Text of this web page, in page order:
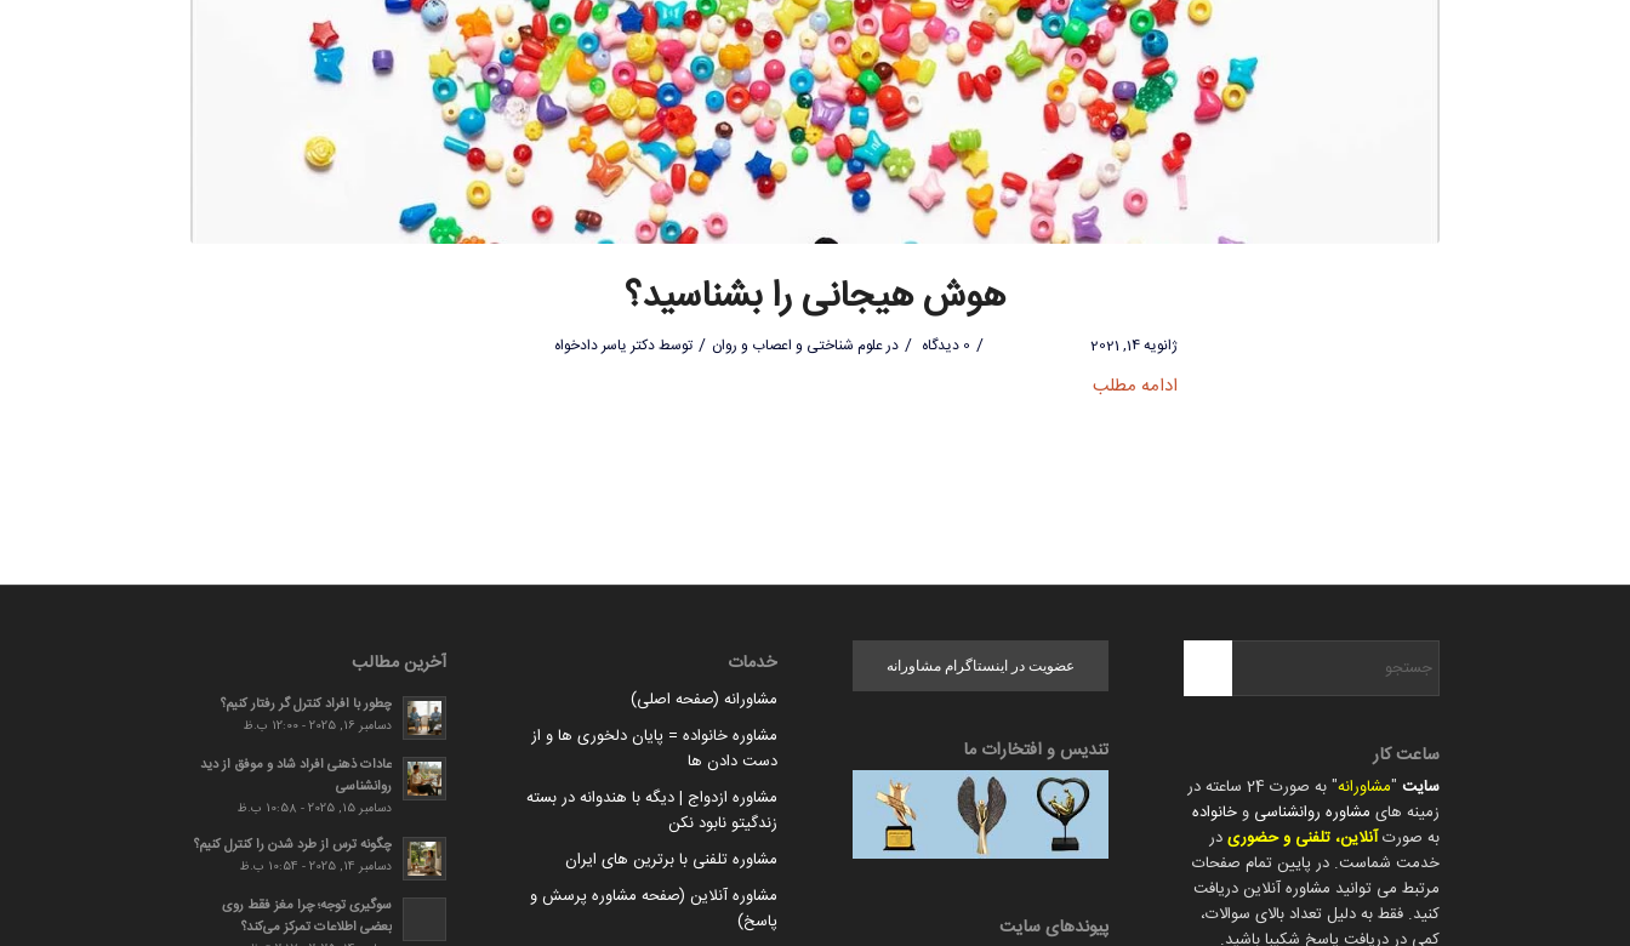
هوش هیجانی را بشناسید؟
ژانویه 14, 2021 / 0 دیدگاه / درعلوم شناختی و اعصاب و روان / توسطدکتر یاسر دادخواه
ادامه مطلب
ساعت کار
سایت "مشاورانه
" به صورت 24 ساعته در
زمینه های مشاوره روانشناسی و خانواده
به صورتآنلاین، تلفنی و حضوریدر
خدمت شماست. در پایین تمام صفحات
مرتبط می توانید مشاوره آنلاین دریافت
کنید. فقط به دلیل تعداد بالای سوالات،
کمی در دریافت پاسخ شکیبا باشید.
عضویت در اینستاگرام مشاورانه
تندیس و افتخارات ما
پیوندهای سایت
خدمات
مشاورانه (صفحه اصلی)
مشاوره خانواده = پایان دلخوری ها و از
دست دادن ها
مشاوره ازدواج | دیگه با هندوانه در بسته
زندگیتو نابود نکن
مشاوره تلفنی با برترین های ایران
مشاوره آنلاین (صفحه مشاوره پرسش و
پاسخ)
آخرین مطالب
چطور با افراد کنترل گر رفتار کنیم؟
دسامبر 16, 2025 - 12:00 ب.ظ
عادات ذهنی افراد شاد و موفق از دید
روانشناسی
دسامبر 15, 2025 - 10:58 ب.ظ
چگونه ترس از طرد شدن را کنترل کنیم؟
دسامبر 14, 2025 - 10:54 ب.ظ
سوگیری توجه؛ چرا مغز فقط روی
بعضی اطلاعات تمرکز می‌کند؟